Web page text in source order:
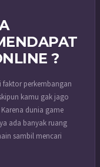
?
perkembangan
kamu gak jago
dunia game
ada banyak ruang
sambil mencari